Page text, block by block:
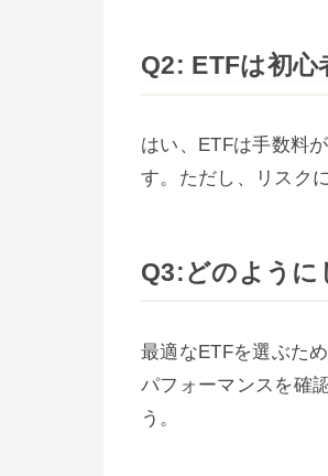
Q2: ETFは初心
はい、ETFは手数料
す。ただし、リスク
Q3:どのように
最適なETFを選ぶた
パフォーマンスを確
う。